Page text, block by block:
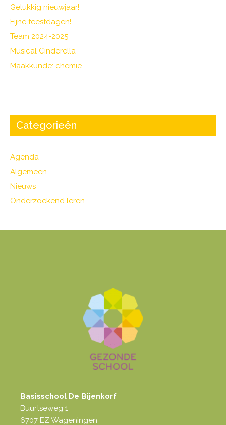
k
Gelukkig nieuwjaar!
Fijne feestdagen!
Team 2024-2025
Musical Cinderella
Maakkunde: chemie
Categorieën
Agenda
Algemeen
Nieuws
Onderzoekend leren
Basisschool De Bijenkorf
Buurtseweg 1
6707 EZ Wageningen